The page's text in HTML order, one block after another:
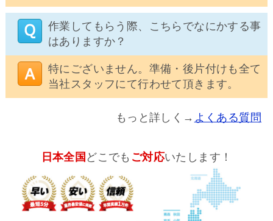
作業してもらう際、こちらでなにかする事
はありますか？
特にございません。準備・後片付けも全て
当社スタッフにて行わせて頂きます。
もっと詳しく→ よくある質問
日本全国 どこでも ご対応いたします！